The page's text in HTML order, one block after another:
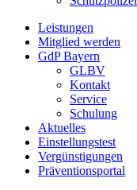
Leistungen
Mitglied werden
GdP Bayern
GLBV
Kontakt
Service
Schulung
Aktuelles
Einstellungstest
Vergünstigungen
Präventionsportal